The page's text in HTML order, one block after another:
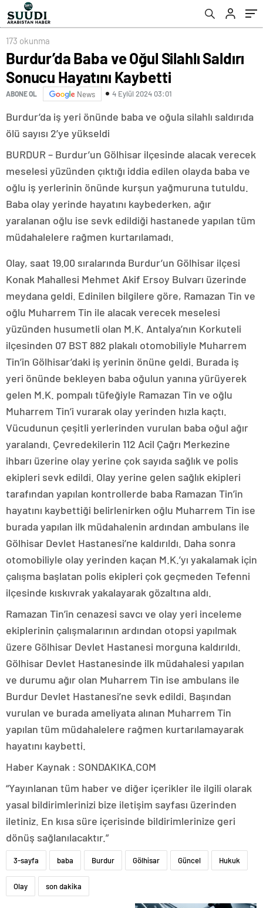
173 okunma
Burdur’da Baba ve Oğul Silahlı Saldırı
Sonucu Hayatını Kaybetti
ABONE OL News 4 Eylül 2024 03:01
Burdur’da iş yeri önünde baba ve oğula silahlı saldırıda
ölü sayısı 2’ye yükseldi
BURDUR – Burdur’un Gölhisar ilçesinde alacak verecek
meselesi yüzünden çıktığı iddia edilen olayda baba ve
oğlu iş yerlerinin önünde kurşun yağmuruna tutuldu.
Baba olay yerinde hayatını kaybederken, ağır
yaralanan oğlu ise sevk edildiği hastanede yapılan tüm
müdahalelere rağmen kurtarılamadı.
Olay, saat 19.00 sıralarında Burdur’un Gölhisar ilçesi
Konak Mahallesi Mehmet Akif Ersoy Bulvarı üzerinde
meydana geldi. Edinilen bilgilere göre, Ramazan Tin ve
oğlu Muharrem Tin ile alacak verecek meselesi
yüzünden husumetli olan M.K. Antalya’nın Korkuteli
ilçesinden 07 BST 882 plakalı otomobiliyle Muharrem
Tin’in Gölhisar’daki iş yerinin önüne geldi. Burada iş
yeri önünde bekleyen baba oğulun yanına yürüyerek
gelen M.K. pompalı tüfeğiyle Ramazan Tin ve oğlu
Muharrem Tin’i vurarak olay yerinden hızla kaçtı.
Vücudunun çeşitli yerlerinden vurulan baba oğul ağır
yaralandı. Çevredekilerin 112 Acil Çağrı Merkezine
ihbarı üzerine olay yerine çok sayıda sağlık ve polis
ekipleri sevk edildi. Olay yerine gelen sağlık ekipleri
tarafından yapılan kontrollerde baba Ramazan Tin’in
hayatını kaybettiği belirlenirken oğlu Muharrem Tin ise
burada yapılan ilk müdahalenin ardından ambulans ile
Gölhisar Devlet Hastanesi’ne kaldırıldı. Daha sonra
otomobiliyle olay yerinden kaçan M.K.’yı yakalamak için
çalışma başlatan polis ekipleri çok geçmeden Tefenni
ilçesinde kıskıvrak yakalayarak gözaltına aldı.
Ramazan Tin’in cenazesi savcı ve olay yeri inceleme
ekiplerinin çalışmalarının ardından otopsi yapılmak
üzere Gölhisar Devlet Hastanesi morguna kaldırıldı.
Gölhisar Devlet Hastanesinde ilk müdahalesi yapılan
ve durumu ağır olan Muharrem Tin ise ambulans ile
Burdur Devlet Hastanesi’ne sevk edildi. Başından
vurulan ve burada ameliyata alınan Muharrem Tin
yapılan tüm müdahalelere rağmen kurtarılamayarak
hayatını kaybetti.
Haber Kaynak : SONDAKIKA.COM
“Yayınlanan tüm haber ve diğer içerikler ile ilgili olarak
yasal bildirimlerinizi bize iletişim sayfası üzerinden
iletiniz. En kısa süre içerisinde bildirimlerinize geri
dönüş sağlanılacaktır.”
3-sayfa baba Burdur Gölhisar Güncel Hukuk
Olay son dakika